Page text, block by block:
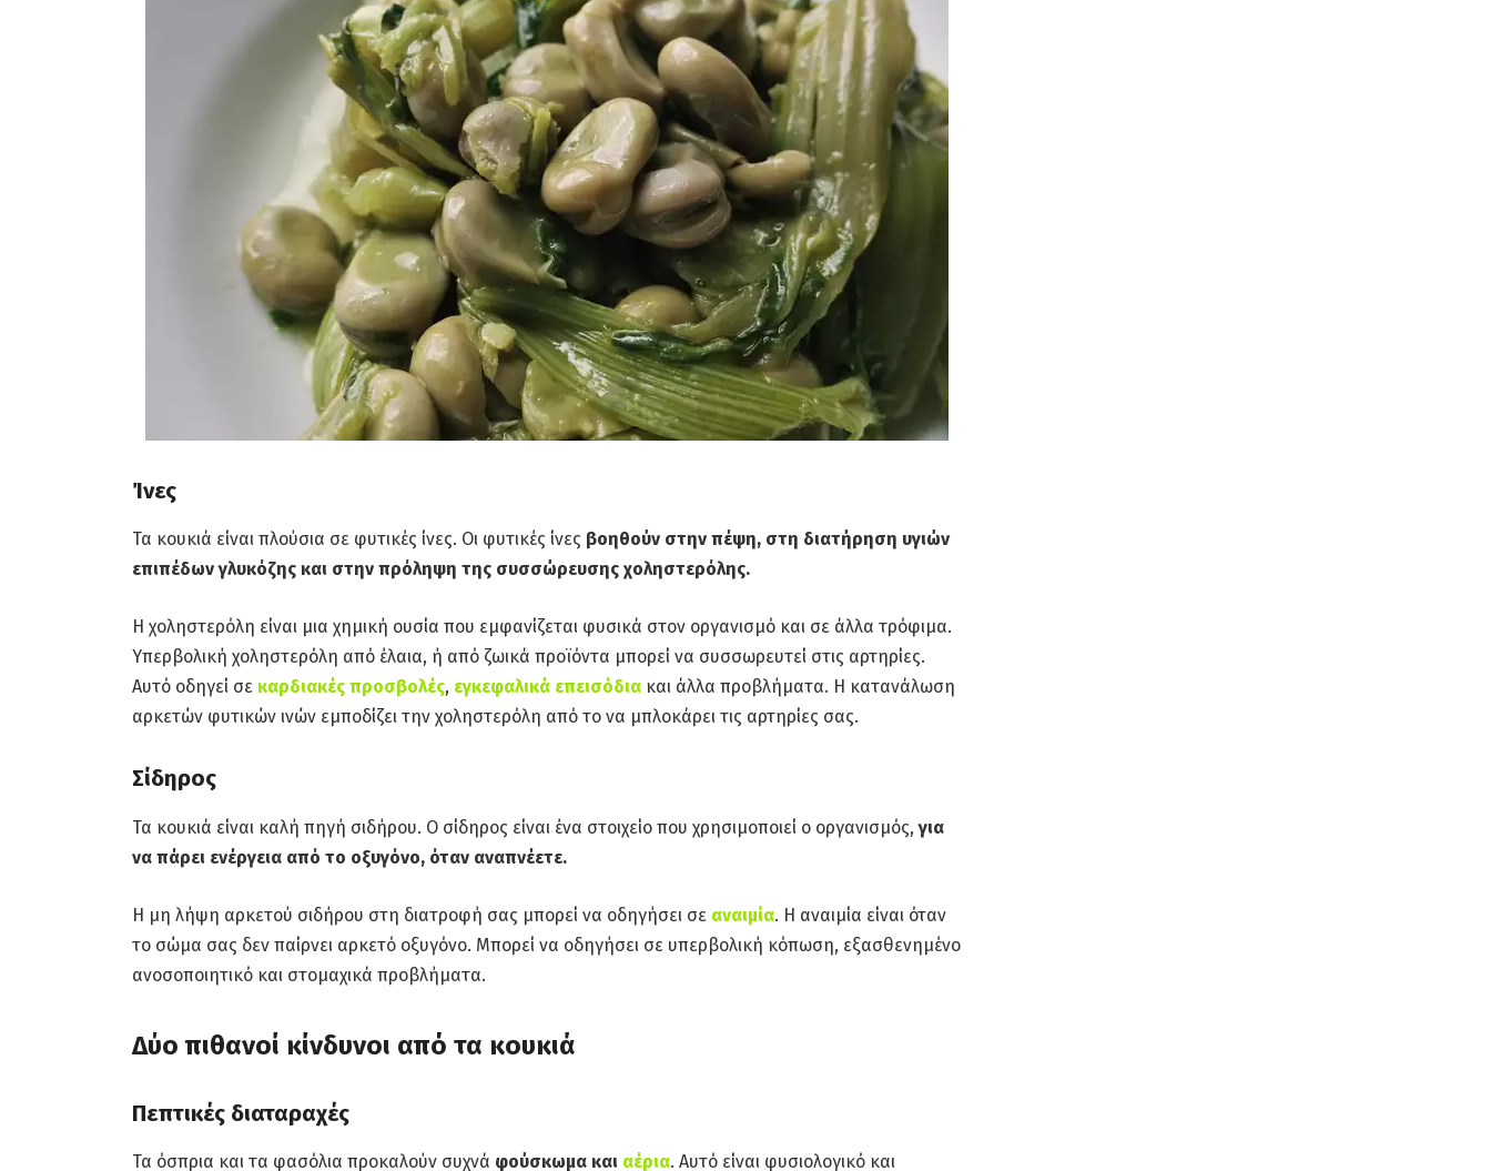
Ίνες
Τα κουκιά είναι πλούσια σε φυτικές ίνες. Οι φυτικές ίνες βοηθούν στην πέψη, στη διατήρηση υγιών
επιπέδων γλυκόζης και στην πρόληψη της συσσώρευσης χοληστερόλης.
Η χοληστερόλη είναι μια χημική ουσία που εμφανίζεται φυσικά στον οργανισμό και σε άλλα τρόφιμα.
Υπερβολική χοληστερόλη από έλαια, ή από ζωικά προϊόντα μπορεί να συσσωρευτεί στις αρτηρίες.
Αυτό οδηγεί σε καρδιακές προσβολές, εγκεφαλικά επεισόδιακαι άλλα προβλήματα. Η κατανάλωση
αρκετών φυτικών ινών εμποδίζει την χοληστερόλη από το να μπλοκάρει τις αρτηρίες σας.
Σίδηρος
Τα κουκιά είναι καλή πηγή σιδήρου. Ο σίδηρος είναι ένα στοιχείο που χρησιμοποιεί ο οργανισμός,για
να πάρει ενέργεια από το οξυγόνο, όταν αναπνέετε.
Η μη λήψη αρκετού σιδήρου στη διατροφή σας μπορεί να οδηγήσει σε αναιμία. Η αναιμία είναι όταν
το σώμα σας δεν παίρνει αρκετό οξυγόνο. Μπορεί να οδηγήσει σε υπερβολική κόπωση, εξασθενημένο
ανοσοποιητικό και στομαχικά προβλήματα.
Δύο πιθανοί κίνδυνοι από τα κουκιά
Πεπτικές διαταραχές
Τα όσπρια και τα φασόλια προκαλούν συχνά φούσκωμα και αέρια. Αυτό είναι φυσιολογικό και